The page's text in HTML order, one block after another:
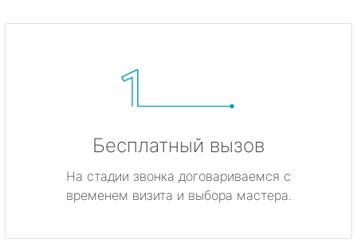
Бесплатный вызов
На стадии звонка договариваемся с
временем визита и выбора мастера.